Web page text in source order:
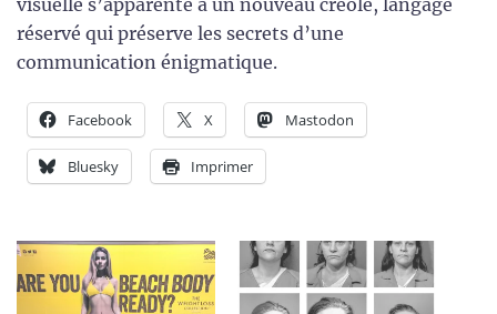
réservé qui préserve les secrets d’une
communication énigmatique.
Facebook X Mastodon
Bluesky Imprimer